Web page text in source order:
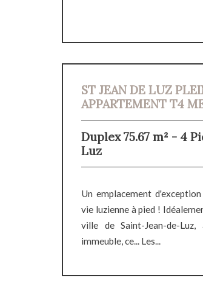
ST JEAN DE LUZ
APPARTEMENT T4
Duplex 75.67 m² - 4
Luz
Un emplacement
vie luzienne à pied !
ville de Saint-Jean-de-
immeuble, ce... Les...